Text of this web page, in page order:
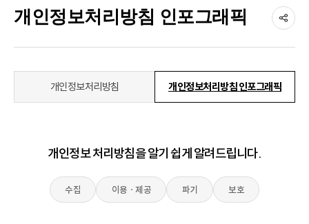
개인정보처리방침 인포그래픽
개인정보처리방침 개인정보처리방침 인포그래픽
개인정보 처리방침을 알기 쉽게 알려드립니다.
수집 이용ㆍ제공 파기 보호